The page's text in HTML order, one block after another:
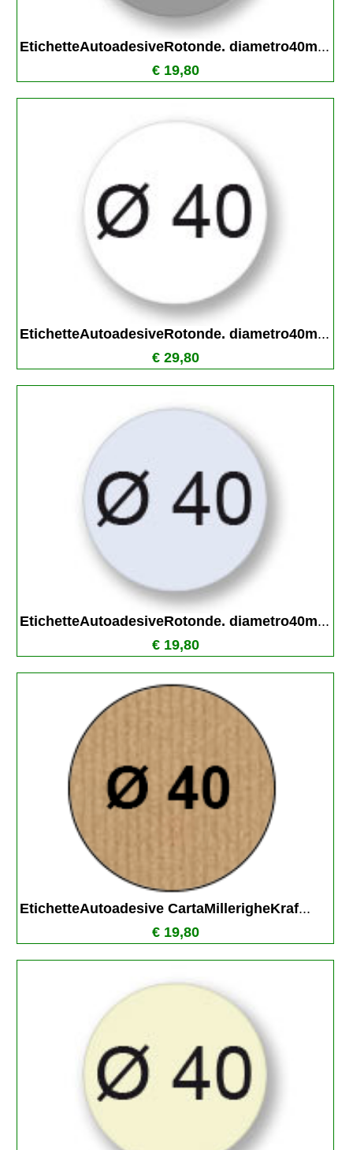
EtichetteAutoadesiveRotonde. diametro40m...
€ 19,80
EtichetteAutoadesiveRotonde. diametro40m...
€ 29,80
EtichetteAutoadesiveRotonde. diametro40m...
€ 19,80
EtichetteAutoadesive CartaMillerigheKraf...
€ 19,80